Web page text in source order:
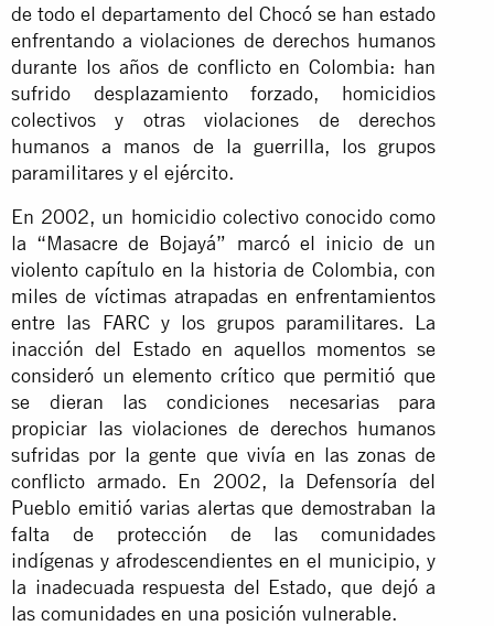
de todo el departamento del Chocó se han estado
enfrentando a violaciones de derechos humanos
durante los años de conflicto en Colombia: han
sufrido desplazamiento forzado, homicidios
colectivos y otras violaciones de derechos
humanos a manos de la guerrilla, los grupos
paramilitares y el ejército.
En 2002, un homicidio colectivo conocido como
la “Masacre de Bojayá” marcó el inicio de un
violento capítulo en la historia de Colombia, con
miles de víctimas atrapadas en enfrentamientos
entre las FARC y los grupos paramilitares. La
inacción del Estado en aquellos momentos se
consideró un elemento crítico que permitió que
se dieran las condiciones necesarias para
propiciar las violaciones de derechos humanos
sufridas por la gente que vivía en las zonas de
conflicto armado. En 2002, la Defensoría del
Pueblo emitió varias alertas que demostraban la
falta de protección de las comunidades
indígenas y afrodescendientes en el municipio, y
la inadecuada respuesta del Estado, que dejó a
las comunidades en una posición vulnerable.